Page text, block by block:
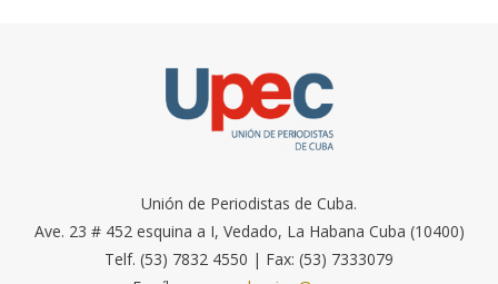
Unión de Periodistas de Cuba.
Ave. 23 # 452 esquina a I, Vedado, La Habana Cuba (10400)
Telf. (53) 7832 4550 | Fax: (53) 7333079